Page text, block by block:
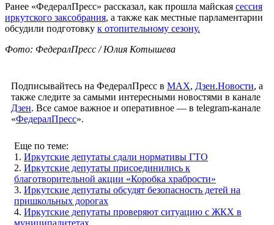
Ранее «ФедералПресс» рассказал, как прошла майская сессия
иркутского заксобрания, а также как местные парламентарии
обсудили подготовку к отопительному сезону.
Фото: ФедералПресс / Юлия Котышева
Подписывайтесь на ФедералПресс в МАХ, Дзен.Новости, а
также следите за самыми интересными новостями в канале
Дзен. Все самое важное и оперативное — в telegram-канале
«ФедералПресс».
Еще по теме:
1. Иркутские депутаты сдали нормативы ГТО
2. Иркутские депутаты присоединились к
благотворительной акции «Коробка храбрости»
3. Иркутские депутаты обсудят безопасность детей на
пришкольных дорогах
4. Иркутские депутаты проверяют ситуацию с ЖКХ в
муниципалитетах